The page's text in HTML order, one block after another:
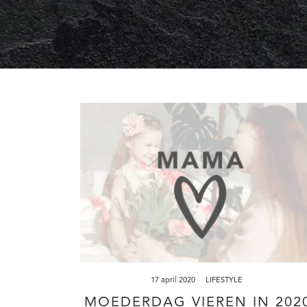
17 april 2020 LIFESTYLE
MOEDERDAG VIEREN IN